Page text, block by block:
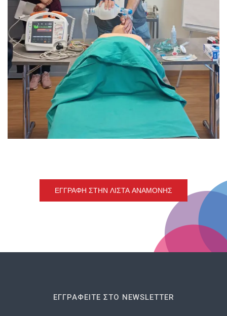
ΕΓΓΡΑΦΉ ΣΤΗΝ ΛΊΣΤΑ ΑΝΑΜΟΝΉΣ
ΕΓΓΡΑΦΕΊΤΕ ΣΤΟ NEWSLETTER